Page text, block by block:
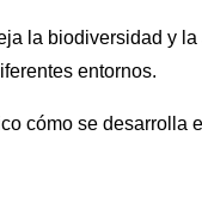
la biodiversidad y
entornos.
cómo se desarrolla